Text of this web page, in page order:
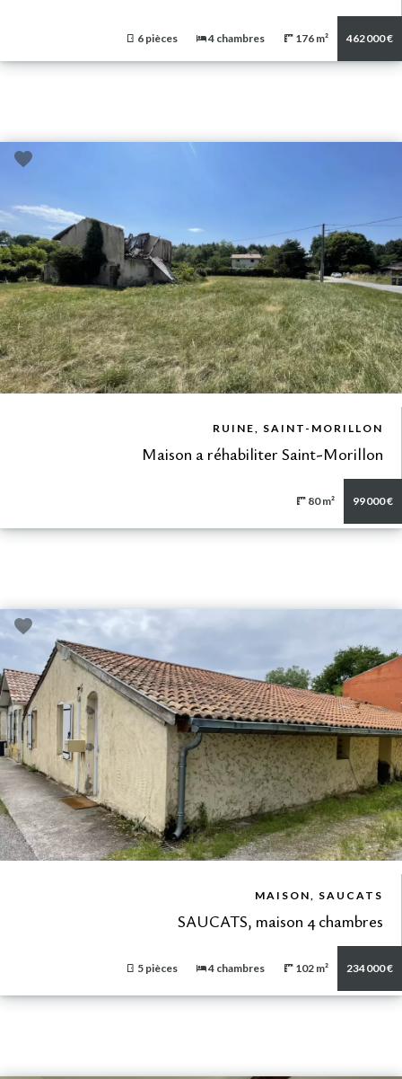
6 pièces 4 chambres 176 m² 462 000 €
RUINE, SAINT-MORILLON
Maison a réhabiliter Saint-Morillon
80 m² 99 000 €
MAISON, SAUCATS
SAUCATS, maison 4 chambres
5 pièces 4 chambres 102 m² 234 000 €